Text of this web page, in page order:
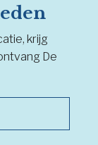
krijg
De